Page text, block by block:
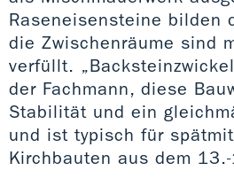
Raseneisensteine bilden
die Zwischenräume sind
verfüllt.
der Fachmann, diese
Stabilität und ein
und ist typisch für
Kirchbauten aus dem